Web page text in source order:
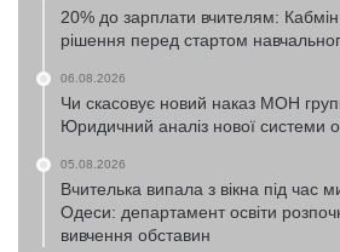
20% до зарплати вчителям:
рішення перед стартом
06.08.2026
Чи скасовує новий наказ МОН
Юридичний аналіз нової системи
05.08.2026
Вчителька випала з вікна під час
Одеси: департамент освіти
вивчення обставин